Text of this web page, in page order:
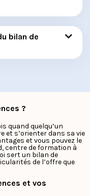
bilan de
?
quand quelqu’un
et s’orienter dans sa vie
et vous pouvez le
centre de formation à
sert un bilan de
de l’offre que
et vos